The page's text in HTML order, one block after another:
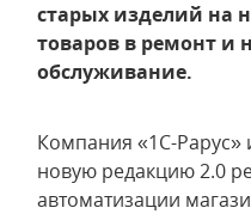
старых изделий на
товаров в ремонт и
обслуживание.
Компания «1С-
новую редакцию 2.0
автоматизации